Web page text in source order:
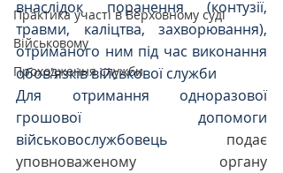
Практика участі в Верховному суді
Військовому
Проходження служби
внаслідок поранення (контузії,
травми, каліцтва, захворювання),
отриманого ним під час виконання
обов'язків військової служби
Для отримання одноразової
грошової допомоги
військовослужбовець подає
уповноваженому органу